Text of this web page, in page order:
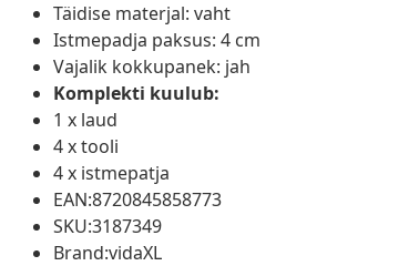
Täidise materjal: vaht
Istmepadja paksus: 4 cm
Vajalik kokkupanek: jah
Komplekti kuulub:
1 x laud
4 x tooli
4 x istmepatja
EAN:8720845858773
SKU:3187349
Brand:vidaXL